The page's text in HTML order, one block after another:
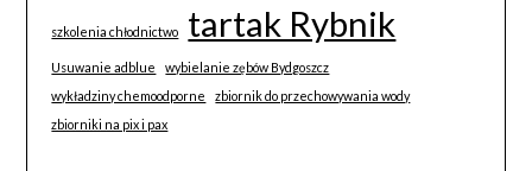
szkolenia chłodnictwo tartak Rybnik
Usuwanie adblue
wybielanie zębów Bydgoszcz
wykładziny chemoodporne
zbiornik do przechowywania wody
zbiorniki na pix i pax